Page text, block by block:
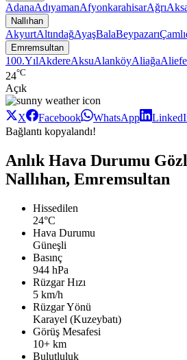
AdanaAdıyamanAfyonkarahisarAğrı
Nallıhan
AkyurtAltındağAyaşBalaBeypazarı
Emremsultan
100.YılAkdereAksuAlanköyAliağaAliefe
24°C
Açık
X Facebook WhatsApp
Bağlantı kopyalandı!
Anlık Hava Durumu
Nallıhan, Emremsultan
Hissedilen
24°C
Hava Durumu
Güneşli
Basınç
944 hPa
Rüzgar Hızı
5 km/h
Rüzgar Yönü
Karayel (Kuzeybatı)
Görüş Mesafesi
10+ km
Bulutluluk